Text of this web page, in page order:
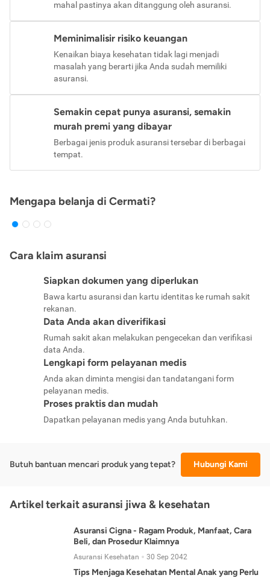
mahal pastinya akan ditanggung oleh asuransi.
Meminimalisir risiko keuangan
Kenaikan biaya kesehatan tidak lagi menjadi
masalah yang berarti jika Anda sudah memiliki
asuransi.
Semakin cepat punya asuransi, semakin
murah premi yang dibayar
Berbagai jenis produk asuransi tersebar di berbagai
tempat.
Mengapa belanja di Cermati?
Cara klaim asuransi
Siapkan dokumen yang diperlukan
Bawa kartu asuransi dan kartu identitas ke rumah sakit
rekanan.
Data Anda akan diverifikasi
Rumah sakit akan melakukan pengecekan dan verifikasi
data Anda.
Lengkapi form pelayanan medis
Anda akan diminta mengisi dan tandatangani form
pelayanan medis.
Proses praktis dan mudah
Dapatkan pelayanan medis yang Anda butuhkan.
Butuh bantuan mencari produk yang tepat? Hubungi Kami
Artikel terkait asuransi jiwa & kesehatan
Asuransi Cigna - Ragam Produk, Manfaat, Cara
Beli, dan Prosedur Klaimnya
Asuransi Kesehatan 30 Sep 2042
Tips Menjaga Kesehatan Mental Anak yang Perlu